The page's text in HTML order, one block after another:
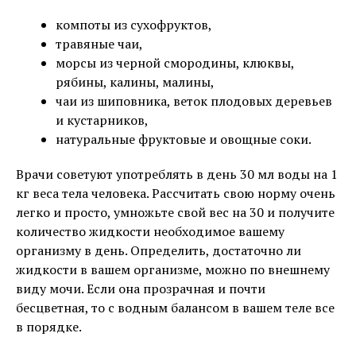
компоты из сухофруктов,
травяные чаи,
морсы из черной смородины, клюквы,
рябины, калины, малины,
чаи из шиповника, веток плодовых деревьев
и кустарников,
натуральные фруктовые и овощные соки.
Врачи советуют употреблять в день 30 мл воды на 1
кг веса тела человека. Рассчитать свою норму очень
легко и просто, умножьте свой вес на 30 и получите
количество жидкости необходимое вашему
организму в день. Определить, достаточно ли
жидкости в вашем организме, можно по внешнему
виду мочи. Если она прозрачная и почти
бесцветная, то с водным балансом в вашем теле все
в порядке.